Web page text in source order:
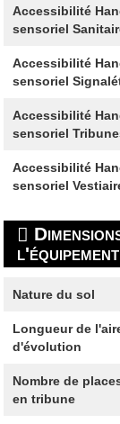
Accessibilité
sensoriel
Accessibilité
sensoriel
Accessibilité
sensoriel
Accessibilité
sensoriel
l'équipement
Nature du sol
Longueur de
d'évolution
Nombre de
en tribune